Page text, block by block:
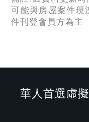
可能與房屋案件現
件刊登會員方為主
華人首選虛